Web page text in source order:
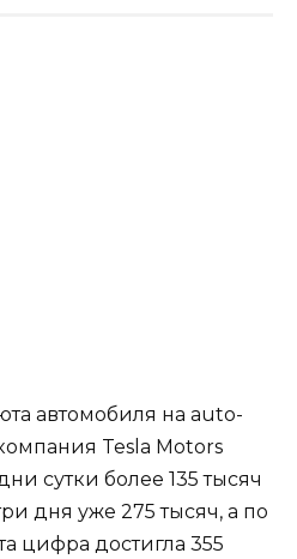
автомобиля на auto-
Tesla Motors
сутки более 135 тысяч
дня уже 275 тысяч, а по
цифра достигла 355